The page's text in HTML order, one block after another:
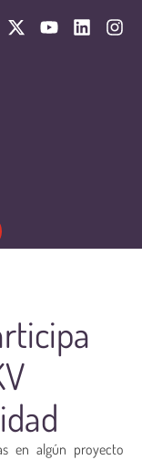
en algún proyecto